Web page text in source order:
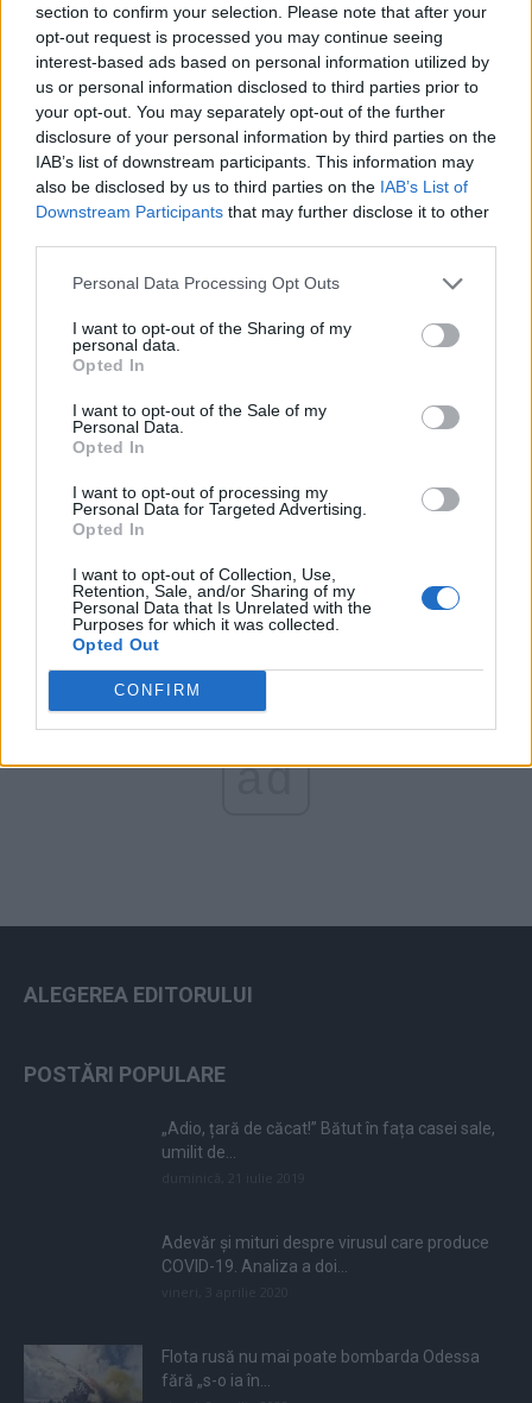
section to confirm your selection. Please note that after your
opt-out request is processed you may continue seeing
interest-based ads based on personal information utilized by
us or personal information disclosed to third parties prior to
your opt-out. You may separately opt-out of the further
disclosure of your personal information by third parties on the
IAB’s list of downstream participants. This information may
also be disclosed by us to third parties on the IAB’s List of
Downstream Participants that may further disclose it to other
Personal Data Processing Opt Outs
I want to opt-out of the Sharing of my
personal data.
Opted In
I want to opt-out of the Sale of my
Personal Data.
Opted In
I want to opt-out of processing my
Personal Data for Targeted Advertising.
Opted In
I want to opt-out of Collection, Use,
Retention, Sale, and/or Sharing of my
Personal Data that Is Unrelated with the
Purposes for which it was collected.
Opted Out
CONFIRM
POT (Gavrilă)
PACE (Peia)
Acțiunea Conservatoare (Târziu)
PDF (Lazarus)
PUSL (D. Voiculescu)
PNȚCD (Pavelescu)
PNCR (Terheș)
România pe Primul Loc (Ponta)
Altul
Arhiva sondajelor
ad
ALEGEREA EDITORULUI
POSTĂRI POPULARE
„Adio, țară de căcat!” Bătut în fața casei sale,
umilit de...
Adevăr și mituri despre virusul care produce
COVID-19. Analiza a doi...
Flota rusă nu mai poate bombarda Odessa
fără „s-o ia în...